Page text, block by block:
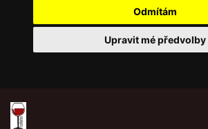
Odmítám
Upravit mé předvolby